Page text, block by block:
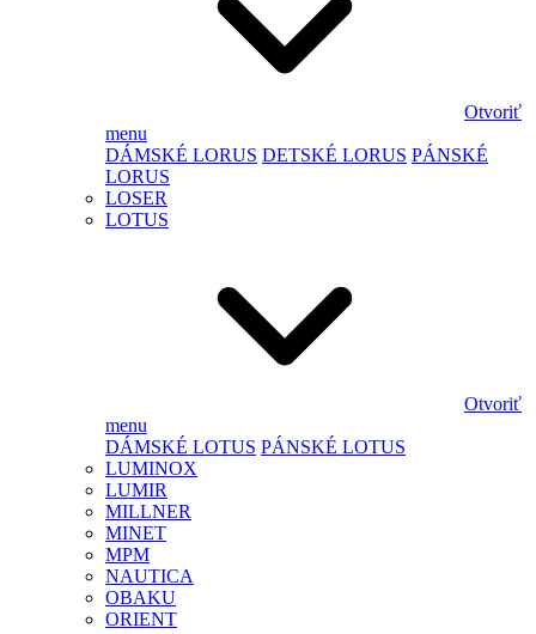
Otvoriť
menu
DÁMSKÉ LORUS DETSKÉ LORUS PÁNSKÉ
LORUS
LOSER
LOTUS
Otvoriť
menu
DÁMSKÉ LOTUS PÁNSKÉ LOTUS
LUMINOX
LUMIR
MILLNER
MINET
MPM
NAUTICA
OBAKU
ORIENT